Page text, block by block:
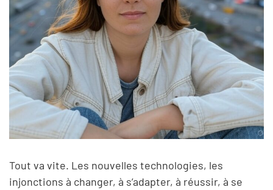
Tout va vite. Les nouvelles technologies, les
injonctions à changer, à s’adapter, à réussir, à se